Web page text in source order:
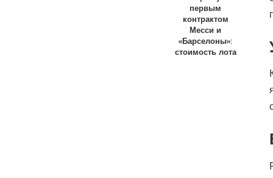
первым
контрактом
Месси и
«Барселоны»:
стоимость лота